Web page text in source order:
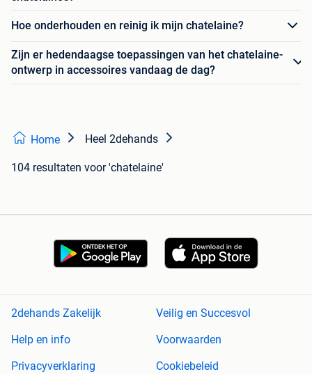
Hoe onderhouden en reinig ik mijn chatelaine?
Zijn er hedendaagse toepassingen van het chatelaine-
ontwerp in accessoires vandaag de dag?
Home Heel 2dehands
104 resultaten voor 'chatelaine'
2dehands Zakelijk
Veilig en Succesvol
Help en info
Voorwaarden
Privacyverklaring
Cookiebeleid